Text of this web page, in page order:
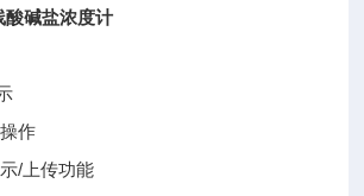
酸碱盐浓度计
作
/上传功能